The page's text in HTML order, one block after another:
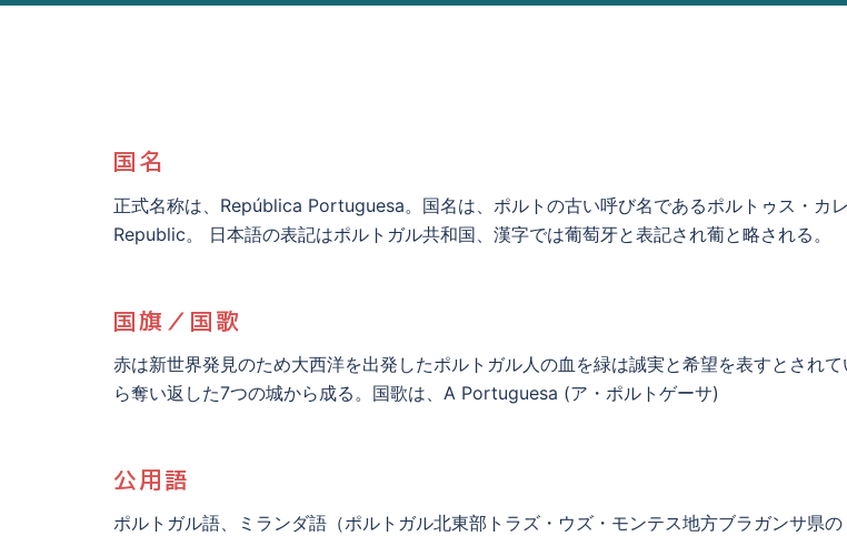
国名
正式名称は、República Portuguesa。国名は、ポルトの古い呼び名であるポルトゥス・
Republic。 日本語の表記はポルトガル共和国、漢字では葡萄牙と表記され葡と略される。
国旗／国歌
赤は新世界発見のため大西洋を出発したポルトガル人の血を緑は誠実と希望を表すとされ
ら奪い返した7つの城から成る。国歌は、A Portuguesa (ア・ポルトゲーサ)
公用語
ポルトガル語、ミランダ語（ポルトガル北東部トラズ・ウズ・モンテス地方ブラガンサ県の